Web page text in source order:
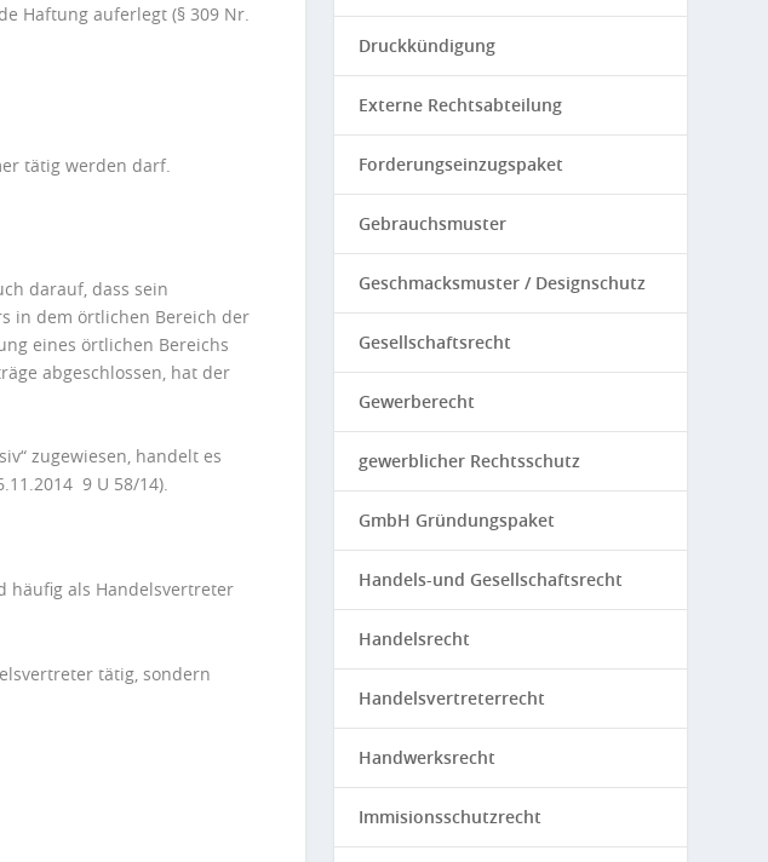
Haftung auferlegt (§ 309 Nr.
tätig werden darf.
darauf, dass sein
in dem örtlichen Bereich der
eines örtlichen Bereichs
abgeschlossen, hat der
zugewiesen, handelt es
9 U 58/14).
häufig als Handelsvertreter
tätig, sondern
Druckkündigung
Externe Rechtsabteilung
Forderungseinzugspaket
Gebrauchsmuster
Geschmacksmuster / Designschutz
Gesellschaftsrecht
Gewerberecht
gewerblicher Rechtsschutz
GmbH Gründungspaket
Handels-und Gesellschaftsrecht
Handelsrecht
Handelsvertreterrecht
Handwerksrecht
Immisionsschutzrecht